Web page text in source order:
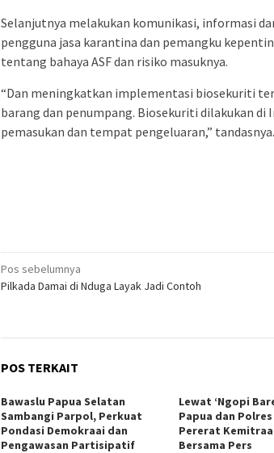
Selanjutnya melakukan komunikasi, informasi
pengguna jasa karantina dan pemangku
tentang bahaya ASF dan risiko masuknya.
“Dan meningkatkan implementasi biosekuriti
barang dan penumpang. Biosekuriti dilakukan
pemasukan dan tempat pengeluaran,” tandasnya.
Navigasi
pos
Pos sebelumnya
Pilkada Damai di Nduga Layak Jadi Contoh
POS TERKAIT
Bawaslu Papua Selatan
Sambangi Parpol, Perkuat
Pondasi Demokraai dan
Pengawasan Partisipatif
Lewat ‘Ngopi
Papua dan
Pererat
Bersama Pers